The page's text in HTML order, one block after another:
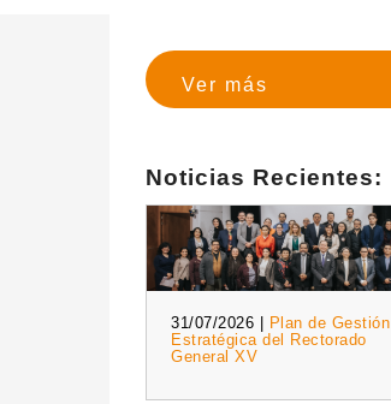
Noticias Recientes:
31/07/2026 |
Plan de Gestión
Estratégica del Rectorado
General XV